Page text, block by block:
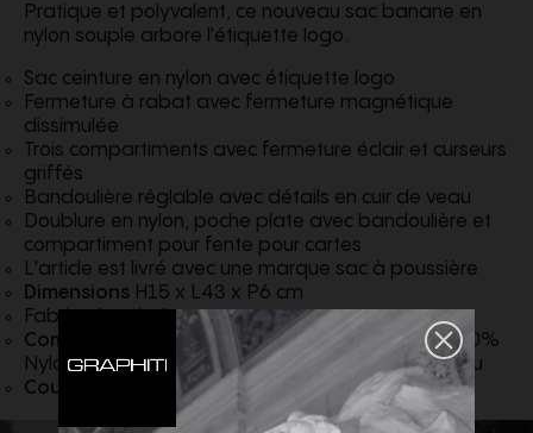
Pratique et polyvalent, ce nouveau sac banane en
nylon souple arbore l'étiquette logo.
Sac ceinture en nylon avec étiquette logo
Fermeture à rabat avec fermeture magnétique
dissimulée
Trois compartiments avec fermeture éclair et curseurs
griffés
Bandoulière réglable avec détails en cuir de veau
Doublure en nylon, poche plate avec bandoulière et
compartiment pour fente pour cartes
L'article est livré avec une marque sac à poussière
Dimensions H15 x L43 x P6 cm
Fabriqué en Italie
Composition
externe 80% Polyester 10% Veau 10%
Nylon Composition interne 95% Polyester 5% Veau
Couleur